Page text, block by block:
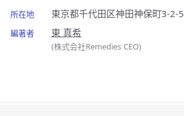
所在地
東京都千代田区神田神保町3-2-5
編著者 東 真希
(株式会社Remedies CEO)